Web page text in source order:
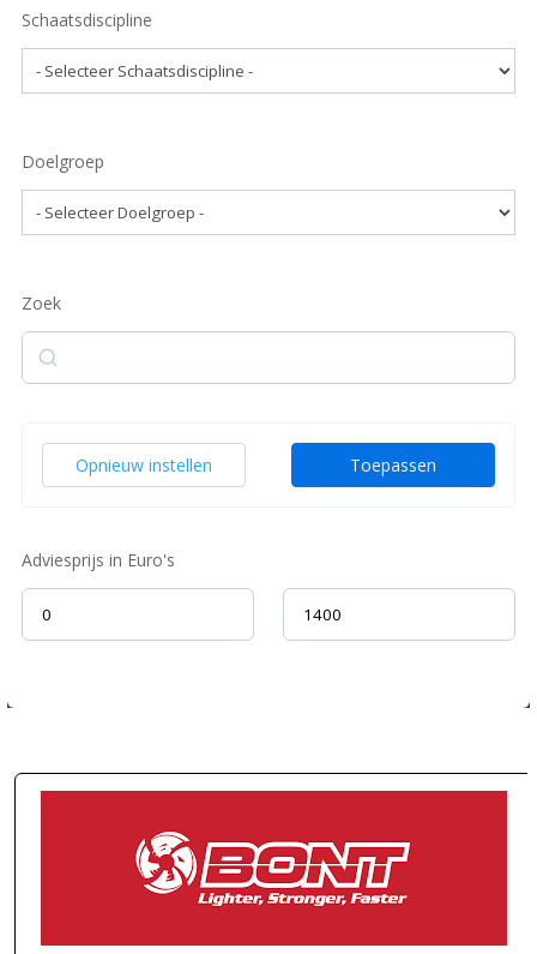
Schaatsdiscipline
Doelgroep
Zoek
Zoek
Toepassen
Opnieuw instellen
Adviesprijs in Euro's